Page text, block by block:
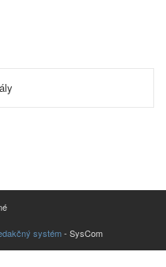
systém- SysCom